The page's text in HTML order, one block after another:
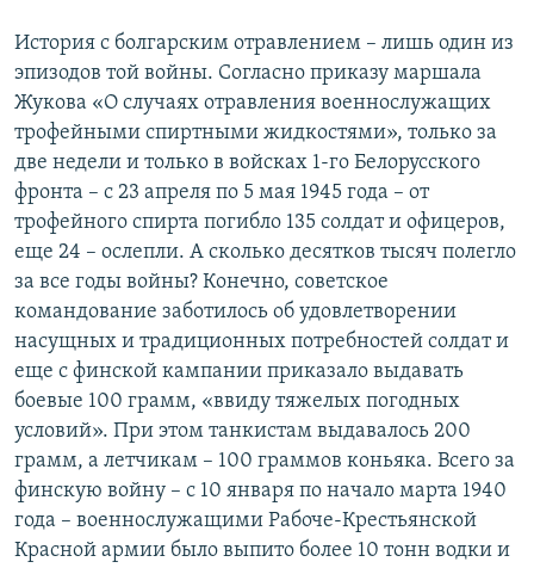
История с болгарским отравлением – лишь один из
эпизодов той войны. Согласно приказу маршала
Жукова «О случаях отравления военнослужащих
трофейными спиртными жидкостями», только за
две недели и только в войсках 1-го Белорусского
фронта – с 23 апреля по 5 мая 1945 года – от
трофейного спирта погибло 135 солдат и офицеров,
еще 24 – ослепли. А сколько десятков тысяч полегло
за все годы войны? Конечно, советское
командование заботилось об удовлетворении
насущных и традиционных потребностей солдат и
еще с финской кампании приказало выдавать
боевые 100 грамм, «ввиду тяжелых погодных
условий». При этом танкистам выдавалось 200
грамм, а летчикам – 100 граммов коньяка. Всего за
финскую войну – с 10 января по начало марта 1940
года – военнослужащими Рабоче-Крестьянской
Красной армии было выпито более 10 тонн водки и